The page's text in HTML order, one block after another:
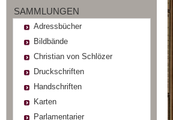
SAMMLUNGEN
Adressbücher
Bildbände
Christian von Schlözer
Druckschriften
Handschriften
Karten
Parlamentarier